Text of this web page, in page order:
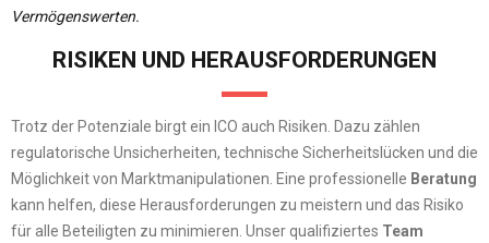
Vermögenswerten.
RISIKEN UND HERAUSFORDERUNGEN
Trotz der Potenziale birgt ein ICO auch Risiken. Dazu zählen
regulatorische Unsicherheiten, technische Sicherheitslücken und die
Möglichkeit von Marktmanipulationen. Eine professionelle Beratung
kann helfen, diese Herausforderungen zu meistern und das Risiko
für alle Beteiligten zu minimieren. Unser qualifiziertes Team